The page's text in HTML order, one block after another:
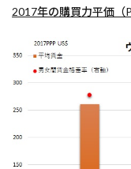
2017年の購買力平価（